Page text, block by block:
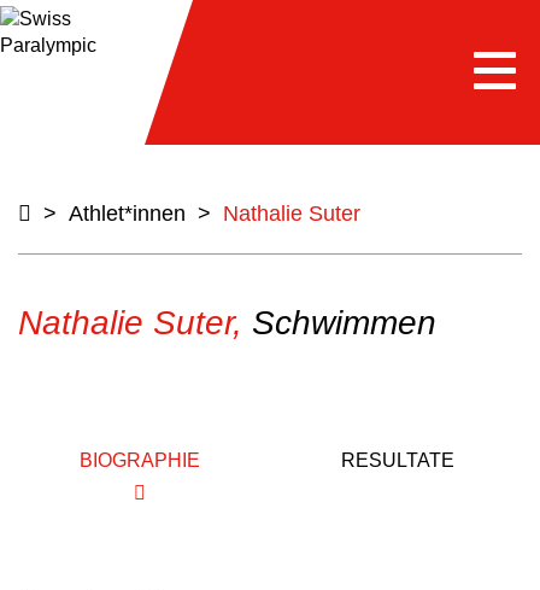
> Athlet*innen > Nathalie Suter
Nathalie Suter, Schwimmen
BIOGRAPHIE RESULTATE